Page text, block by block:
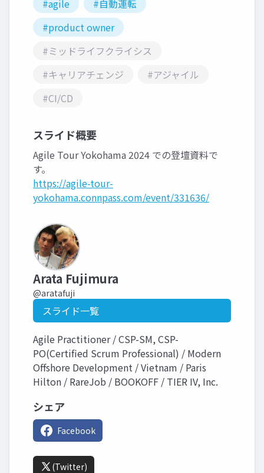
#agile
#自動運転
#product owner
#ミッドライフクライシス
#キャリアチェンジ
#アジャイル
#CI/CD
スライド概要
Agile Tour Yokohama 2024 での登壇資料で
す。
https://agile-tour-
yokohama.connpass.com/event/331636/
Arata Fujimura
@aratafuji
スライド一覧
Agile Practitioner / CSP-SM, CSP-
PO(Certified Scrum Professional) / Modern
Offshore Development / Vietnam / Paris
Hilton / RareJob / BOOKOFF / TIER IV, Inc.
シェア
Facebook
(Twitter)